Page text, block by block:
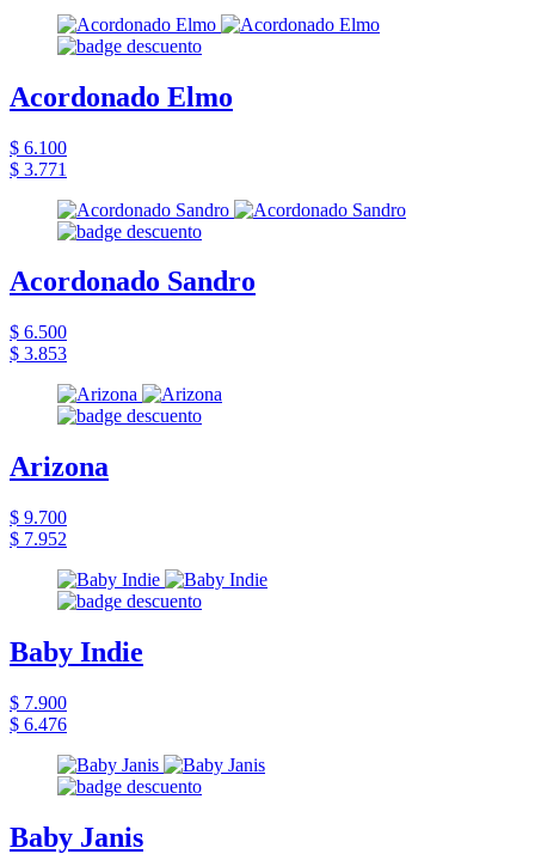
Acordonado Elmo
$ 6.100
$ 3.771
Acordonado Sandro
$ 6.500
$ 3.853
Arizona
$ 9.700
$ 7.952
Baby Indie
$ 7.900
$ 6.476
Baby Janis